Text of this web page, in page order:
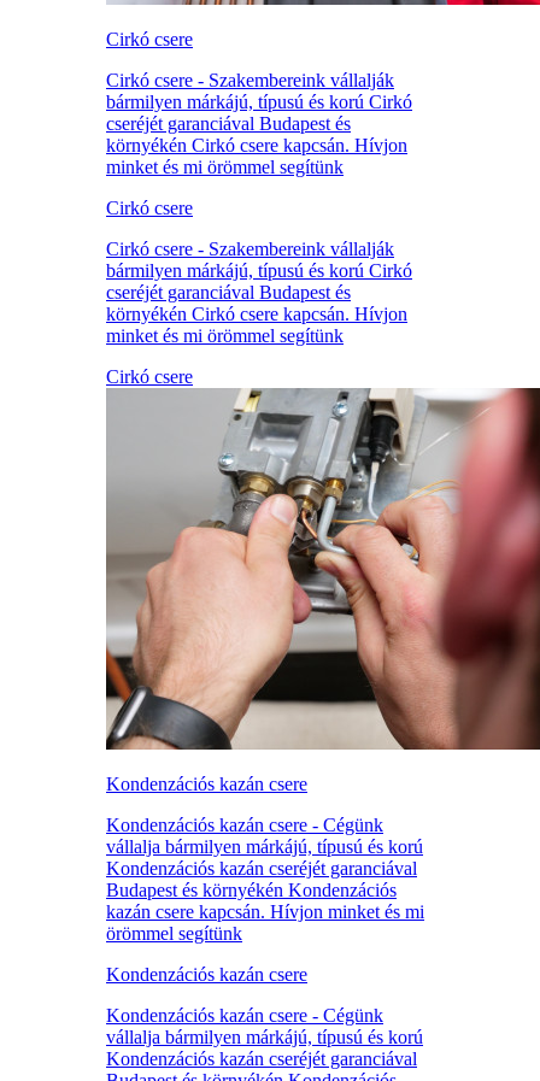
Cirkó csere
Cirkó csere - Szakembereink vállalják
bármilyen márkájú, típusú és korú Cirkó
cseréjét garanciával Budapest és
környékén Cirkó csere kapcsán. Hívjon
minket és mi örömmel segítünk
Cirkó csere
Cirkó csere - Szakembereink vállalják
bármilyen márkájú, típusú és korú Cirkó
cseréjét garanciával Budapest és
környékén Cirkó csere kapcsán. Hívjon
minket és mi örömmel segítünk
Cirkó csere
Kondenzációs kazán csere
Kondenzációs kazán csere - Cégünk
vállalja bármilyen márkájú, típusú és korú
Kondenzációs kazán cseréjét garanciával
Budapest és környékén Kondenzációs
kazán csere kapcsán. Hívjon minket és mi
örömmel segítünk
Kondenzációs kazán csere
Kondenzációs kazán csere - Cégünk
vállalja bármilyen márkájú, típusú és korú
Kondenzációs kazán cseréjét garanciával